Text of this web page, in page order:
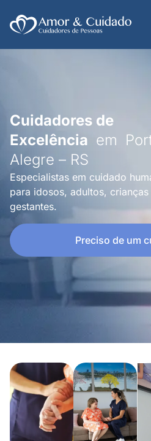
Cuidadores de
Excelência em
Alegre – RS
Especialistas em cuidado
para idosos, adultos, crianças
gestantes.
Preciso de um